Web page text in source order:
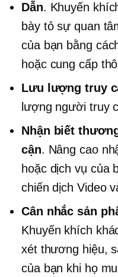
Dẫn. Khuyến
bày tỏ sự quan
của bạn bằng
hoặc cung cấp
Lưu lượng truy
lượng người truy
Nhận biết
cận. Nâng cao
hoặc dịch vụ của
chiến dịch Video
Cân nhắc sản
Khuyến khích
xét thương hiệu,
của bạn khi họ